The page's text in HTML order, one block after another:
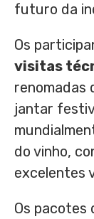
futuro da
Os
visitas
renomadas
jantar
do vinho,
excelentes
Os pacotes